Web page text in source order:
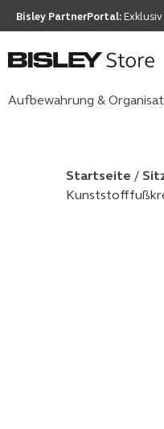
Bisley PartnerPortal:
Aufbewahrung &
Startseite /